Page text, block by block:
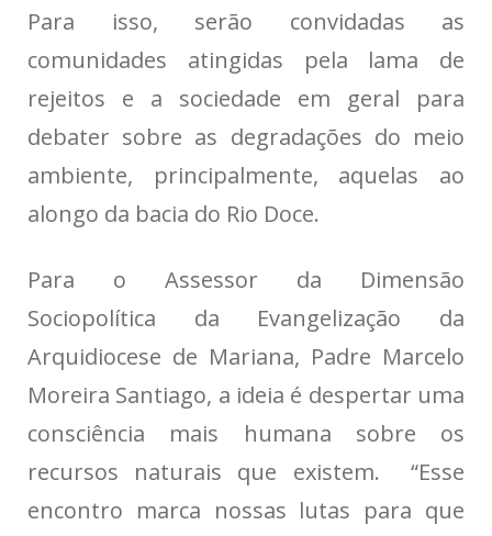
Para isso, serão convidadas as
comunidades atingidas pela lama de
rejeitos e a sociedade em geral para
debater sobre as degradações do meio
ambiente, principalmente, aquelas ao
alongo da bacia do Rio Doce.
Para o Assessor da Dimensão
Sociopolítica da Evangelização da
Arquidiocese de Mariana, Padre Marcelo
Moreira Santiago, a ideia é despertar uma
consciência mais humana sobre os
recursos naturais que existem. “Esse
encontro marca nossas lutas para que